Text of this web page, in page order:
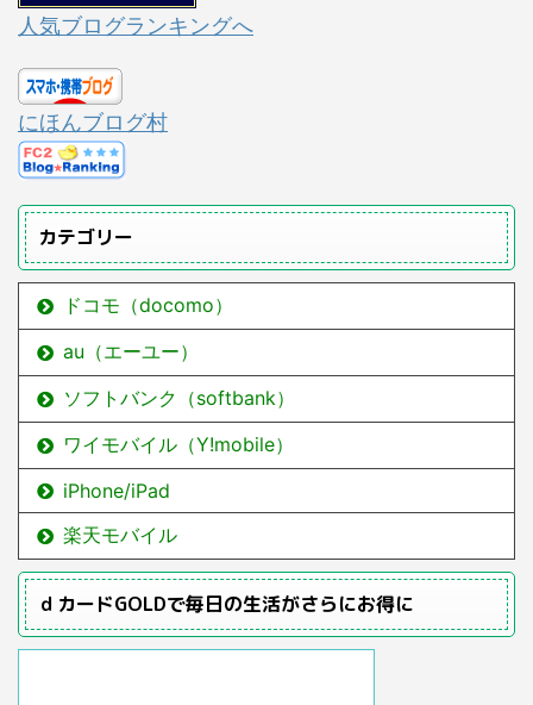
人気ブログランキングへ
にほんブログ村
カテゴリー
ドコモ（docomo）
au（エーユー）
ソフトバンク（softbank）
ワイモバイル（Y!mobile）
iPhone/iPad
楽天モバイル
ｄカードGOLDで毎日の生活がさらにお得に